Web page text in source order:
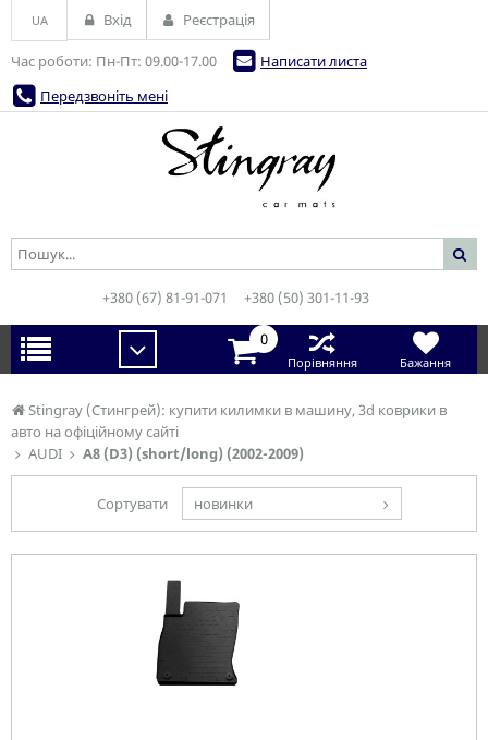
Stingray (Стингрей): купити килимки в машину, 3d коврики в
авто на офіційному сайті
AUDI
A8 (D3) (short/long) (2002-2009)
Сортувати новинки
Час роботи: Пн-Пт: 09.00-17.00
Написати листа
Передзвоніть мені
UA Вхід Реєстрація
+380 (67) 81-91-071 +380 (50) 301-11-93
0
Порівняння Бажання